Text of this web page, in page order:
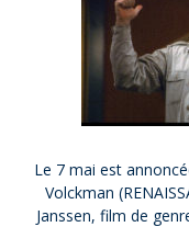
Le 7 mai est
Volckman
Janssen, film de